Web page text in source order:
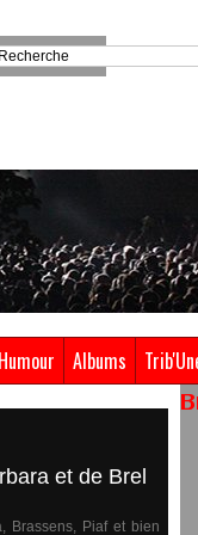
Humour Albums
et de Brel
Brassens, Piaf et bien